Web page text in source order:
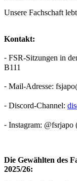
Unsere Fachschaft
Kontakt:
⁃ FSR-Sitzungen in
B111
⁃ Mail-Adresse:
⁃ Discord-Channel:
⁃ Instagram:
Die Gewählten des
2025/26: